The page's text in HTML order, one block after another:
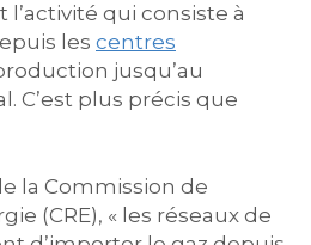
qui consiste à
les centres
jusqu’au
C’est plus précis que
la Commission de
(CRE), « les réseaux de